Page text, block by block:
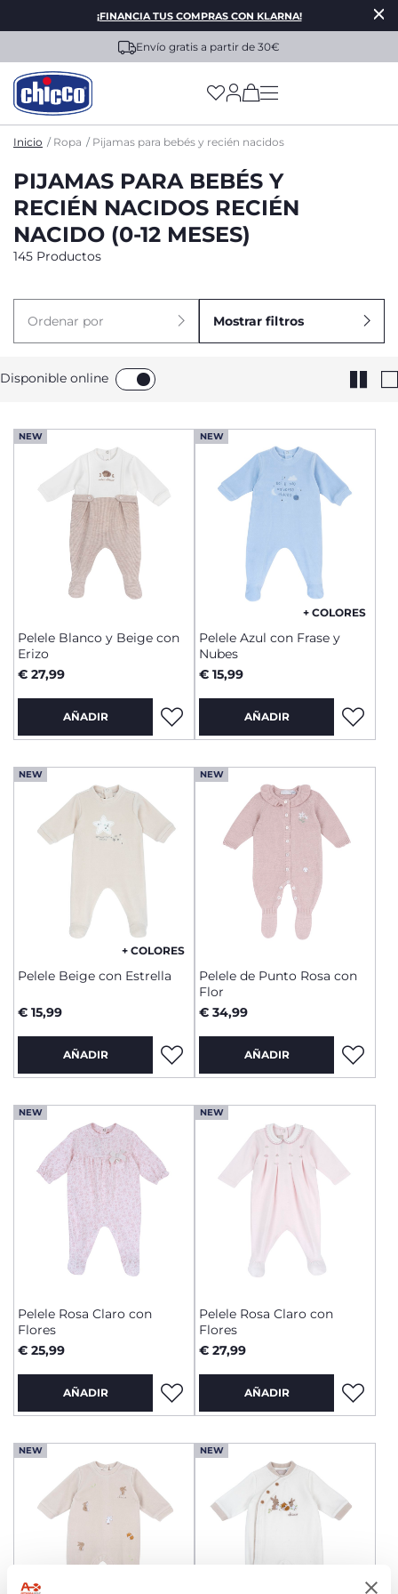
¡FINANCIA TUS COMPRAS CON KLARNA!
Envío gratis a partir de 30€
(has more options
Inicio Ropa Pijamas para bebés y recién nacidos
PIJAMAS PARA BEBÉS Y
RECIÉN NACIDOS RECIÉN
NACIDO (0-12 MESES)
145 Productos
Ordenar por Mostrar filtros
Disponible online
NEW
Pelele Blanco y Beige con
Erizo
€ 27,99
AÑADIR
NEW
+ COLORES
Pelele Azul con Frase y
Nubes
€ 15,99
AÑADIR
NEW
+ COLORES
Pelele Beige con Estrella
€ 15,99
AÑADIR
NEW
Pelele de Punto Rosa con
Flor
€ 34,99
AÑADIR
NEW
Pelele Rosa Claro con
Flores
€ 25,99
AÑADIR
NEW
Pelele Rosa Claro con
Flores
€ 27,99
AÑADIR
NEW NEW